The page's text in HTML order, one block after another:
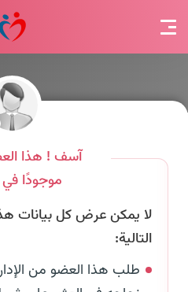
آسف ! هذا
موجودًا في
لا يمكن عرض كل بيانات
التالية:
طلب هذا العضو من